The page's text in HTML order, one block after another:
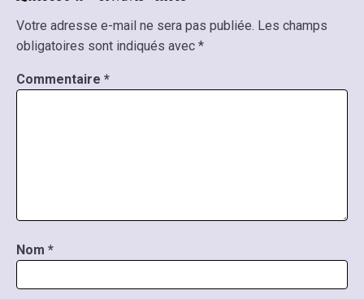
Votre adresse e-mail ne sera pas publiée. Les champs
obligatoires sont indiqués avec *
Commentaire *
Nom *